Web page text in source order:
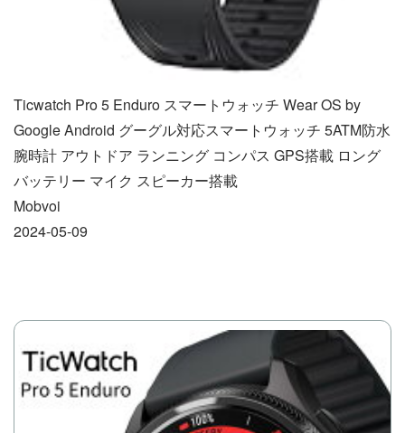
Ticwatch Pro 5 Enduro スマートウォッチ Wear OS by
Google Android グーグル対応スマートウォッチ 5ATM防水
腕時計 アウトドア ランニング コンパス GPS搭載 ロング
バッテリー マイク スピーカー搭載
Mobvoi
2024-05-09